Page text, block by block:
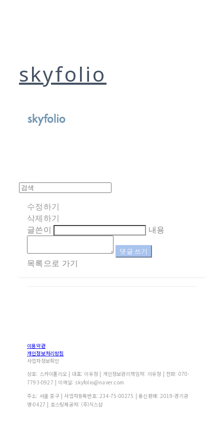
skyfolio
수정하기
삭제하기
글쓴이
내용
댓글 쓰기
목록으로 가기
이용약관
개인정보처리방침
사업자정보확인
상호: 스카이폴리오 | 대표: 이유정 | 개인정보관리책임자: 이유정 | 전화: 070-
7793-0927 | 이메일: skyfolio@naver.com
주소: 서울 중구 | 사업자등록번호: 234-75-00275 | 통신판매: 2019-경기광
명-0427 | 호스팅제공자: (주)식스샵